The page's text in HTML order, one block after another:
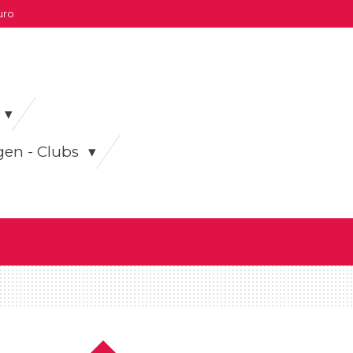
- Clubs